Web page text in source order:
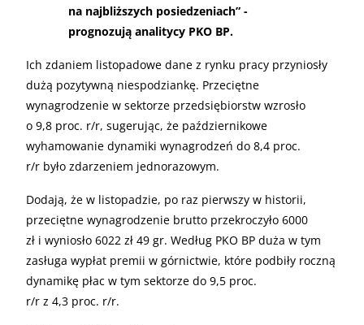
na najbliższych posiedzeniach” -
prognozują analitycy PKO BP.
Ich zdaniem listopadowe dane z rynku pracy przyniosły
dużą pozytywną niespodziankę. Przeciętne
wynagrodzenie w sektorze przedsiębiorstw wzrosło
o 9,8 proc. r/r, sugerując, że październikowe
wyhamowanie dynamiki wynagrodzeń do 8,4 proc.
r/r było zdarzeniem jednorazowym.
Dodają, że w listopadzie, po raz pierwszy w historii,
przeciętne wynagrodzenie brutto przekroczyło 6000
zł i wyniosło 6022 zł 49 gr. Według PKO BP duża w tym
zasługa wypłat premii w górnictwie, które podbiły roczną
dynamikę płac w tym sektorze do 9,5 proc.
r/r z 4,3 proc. r/r.